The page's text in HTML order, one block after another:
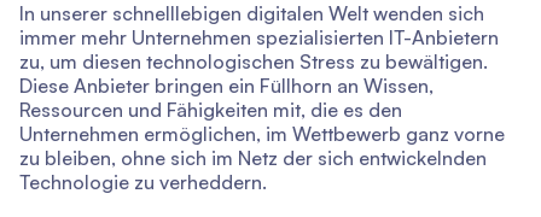
In unserer schnelllebigen digitalen Welt wenden sich
immer mehr Unternehmen spezialisierten IT-Anbietern
zu, um diesen technologischen Stress zu bewältigen.
Diese Anbieter bringen ein Füllhorn an Wissen,
Ressourcen und Fähigkeiten mit, die es den
Unternehmen ermöglichen, im Wettbewerb ganz vorne
zu bleiben, ohne sich im Netz der sich entwickelnden
Technologie zu verheddern.